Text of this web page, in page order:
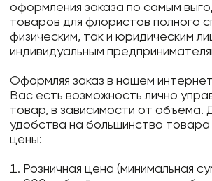
оформления заказа по самым
товаров для флористов полного
физическим, так и юридическим
индивидуальным
Оформляя заказ в нашем
Вас есть возможность лично
товар, в зависимости от объема.
удобства на большинство
цены:
Розничная цена (минимальная